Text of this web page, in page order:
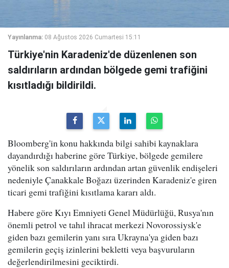
Yayınlanma: 08 Ağustos 2026 Cumartesi 15:11
Türkiye'nin Karadeniz'de düzenlenen son
saldırıların ardından bölgede gemi trafiğini
kısıtladığı bildirildi.
Bloomberg'in konu hakkında bilgi sahibi kaynaklara
dayandırdığı haberine göre Türkiye, bölgede gemilere
yönelik son saldırıların ardından artan güvenlik endişeleri
nedeniyle Çanakkale Boğazı üzerinden Karadeniz'e giren
ticari gemi trafiğini kısıtlama kararı aldı.
Habere göre Kıyı Emniyeti Genel Müdürlüğü, Rusya'nın
önemli petrol ve tahıl ihracat merkezi Novorossiysk'e
giden bazı gemilerin yanı sıra Ukrayna'ya giden bazı
gemilerin geçiş izinlerini bekletti veya başvuruların
değerlendirilmesini geciktirdi.